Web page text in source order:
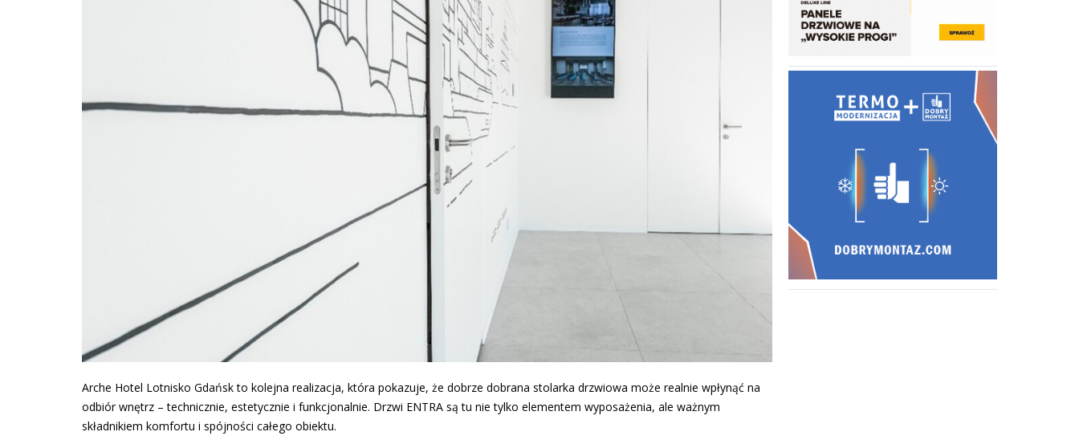
Arche Hotel Lotnisko Gdańsk to kolejna realizacja, która pokazuje, że dobrze dobrana stolarka drzwiowa może realnie wpłynąć na
odbiór wnętrz – technicznie, estetycznie i funkcjonalnie. Drzwi ENTRA są tu nie tylko elementem wyposażenia, ale ważnym
składnikiem komfortu i spójności całego obiektu.